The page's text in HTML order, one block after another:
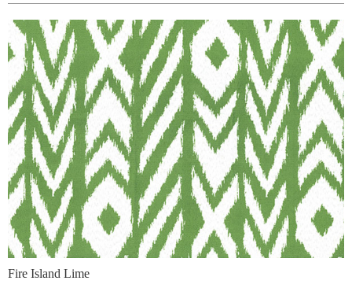
Fire Island Lime